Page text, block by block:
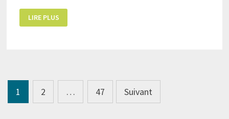
DE
L’AFRIQUE
LIRE PLUS
Navigation
des
1 2 … 47 Suivant